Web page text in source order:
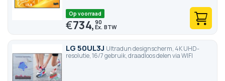
Op voorraad
€734,90
LG 50UL3J Ultradun designscherm, 4K UHD-
resolutie, 16/7 gebruik, draadloos delen via WIFI